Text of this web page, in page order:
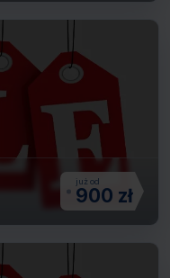
900 zł